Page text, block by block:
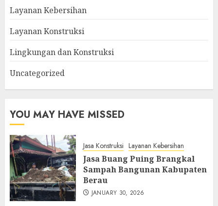
Layanan Kebersihan
Layanan Konstruksi
Lingkungan dan Konstruksi
Uncategorized
YOU MAY HAVE MISSED
Jasa Konstruksi Layanan Kebersihan
Jasa Buang Puing Brangkal
Sampah Bangunan Kabupaten
Berau
JANUARY 30, 2026